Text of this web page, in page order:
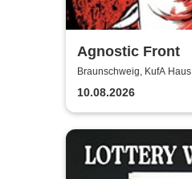
Agnostic Front
Braunschweig, KufA Haus
10.08.2026